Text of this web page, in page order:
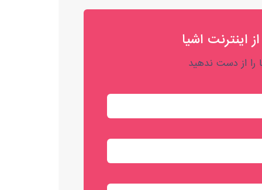
اینترنت اشیا
از دست ندهید